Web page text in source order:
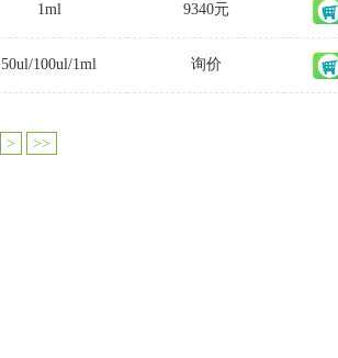
1ml 9340元
50ul/100ul/1ml 询价
> >>